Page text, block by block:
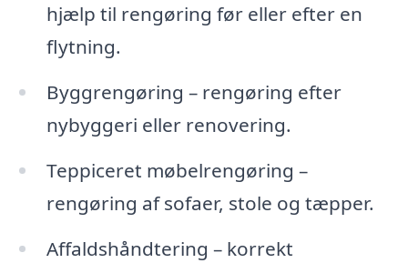
hjælp til rengøring før eller efter en
flytning.
Byggrengøring – rengøring efter
nybyggeri eller renovering.
Teppiceret møbelrengøring –
rengøring af sofaer, stole og tæpper.
Affaldshåndtering – korrekt